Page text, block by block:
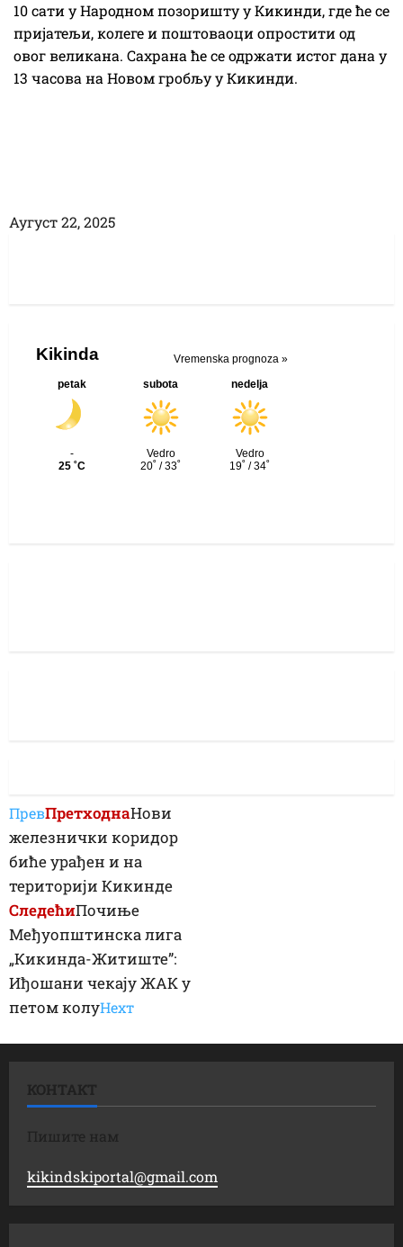
10 сати у Народном позоришту у Кикинди, где ће се
пријатељи, колеге и поштоваоци опростити од
овог великана. Сахрана ће се одржати истог дана у
13 часова на Новом гробљу у Кикинди.
Аугуст 22, 2025
ПревПретходнаНови
железнички коридор
биће урађен и на
територији Кикинде
СледећиПочиње
Међуопштинска лига
„Кикинда-Житиште”:
Иђошани чекају ЖАК у
петом колуНеxт
КОНТАКТ
Пишите нам
kikindskiportal@gmail.com